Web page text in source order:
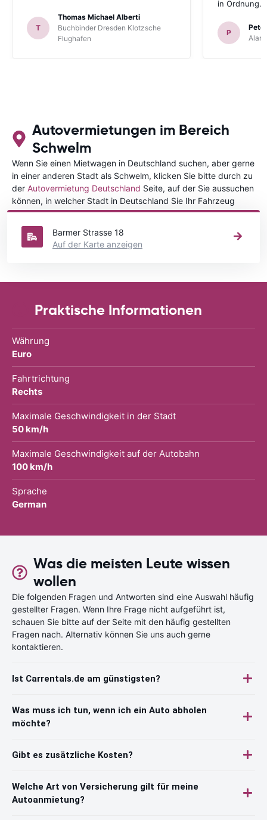
T
Thomas Michael Alberti
Buchbinder Dresden Klotzsche
Flughafen
in Ordnung.
P
Autovermietungen im Bereich
Schwelm
Wenn Sie einen Mietwagen in Deutschland suchen, aber gerne
in einer anderen Stadt als Schwelm, klicken Sie bitte durch zu
der Autovermietung Deutschland Seite, auf der Sie aussuchen
können, in welcher Stadt in Deutschland Sie Ihr Fahrzeug
mieten wollen.
Barmer Strasse 18
Auf der Karte anzeigen
Praktische Informationen
Währung
Euro
Fahrtrichtung
Rechts
Maximale Geschwindigkeit in der Stadt
50 km/h
Maximale Geschwindigkeit auf der Autobahn
100 km/h
Sprache
German
Was die meisten Leute wissen
wollen
Die folgenden Fragen und Antworten sind eine Auswahl häufig
gestellter Fragen. Wenn Ihre Frage nicht aufgeführt ist,
schauen Sie bitte auf der Seite mit den häufig gestellten
Fragen nach. Alternativ können Sie uns auch gerne
kontaktieren.
Ist Carrentals.de am günstigsten?
Was muss ich tun, wenn ich ein Auto abholen
möchte?
Gibt es zusätzliche Kosten?
Welche Art von Versicherung gilt für meine
Autoanmietung?